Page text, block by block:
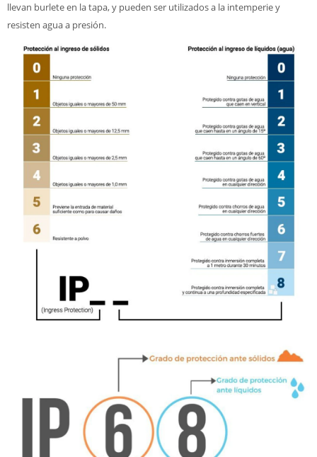
llevan burlete en la tapa, y pueden ser utilizados a la intemperie y
resisten agua a presión.